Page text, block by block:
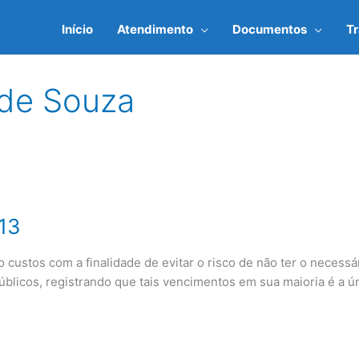
Início Atendimento Documentos
Souza
com a finalidade de evitar o risco de não ter o
registrando que tais vencimentos em sua maioria é a